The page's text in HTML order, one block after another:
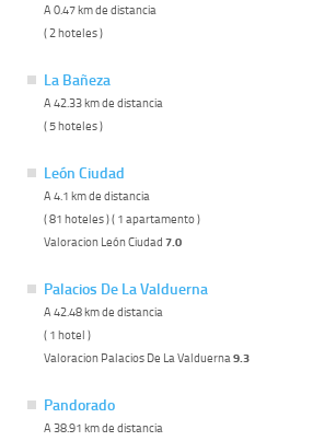
A 0.47 km de distancia
( 2 hoteles )
La Bañeza
A 42.33 km de distancia
( 5 hoteles )
León Ciudad
A 4.1 km de distancia
( 81 hoteles ) ( 1 apartamento )
Valoracion León Ciudad 7.0
Palacios De La Valduerna
A 42.48 km de distancia
( 1 hotel )
Valoracion Palacios De La Valduerna9.3
Pandorado
A 38.91 km de distancia